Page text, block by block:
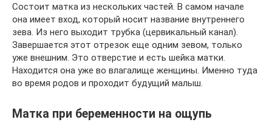
Состоит матка из нескольких частей. В самом начале
она имеет вход, который носит название внутреннего
зева. Из него выходит трубка (цервикальный канал).
Завершается этот отрезок еще одним зевом, только
уже внешним. Это отверстие и есть шейка матки.
Находится она уже во влагалище женщины. Именно туда
во время родов и проходит будущий малыш.
Матка при беременности на ощупь